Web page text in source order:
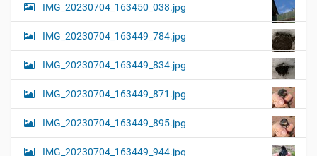
IMG_20230704_163450_038.jpg
IMG_20230704_163449_784.jpg
IMG_20230704_163449_834.jpg
IMG_20230704_163449_871.jpg
IMG_20230704_163449_895.jpg
IMG_20230704_163449_944.jpg